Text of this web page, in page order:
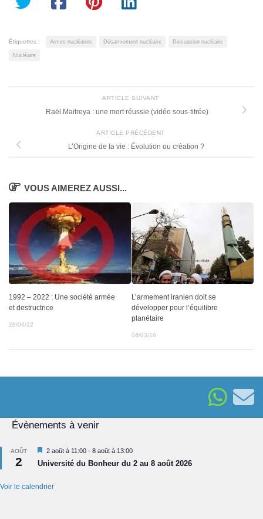
Étiquettes : Armes nucléaires Désarmement nucléaire Dissuasion nucléaire
Nucléaire
ARTICLE SUIVANT
Raël Maitreya : une mort réussie (vidéo sous-titrée)
ARTICLE PRÉCÉDENT
L’Origine de la vie : Évolution ou création ?
VOUS AIMEREZ AUSSI...
1992 – 2022 : Une société armée
et destructrice
26/06/22
L’armement iranien doit se
développer pour l’équilibre
planétaire
06/03/18
Évènements à venir
AOÛT
2
Mis
en
avant
2 août à 11:00 - 8 août à 13:00
Université du Bonheur du 2 au 8 août 2026
Voir le calendrier